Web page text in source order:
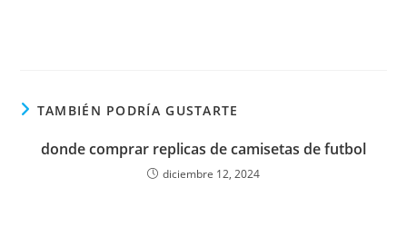
TAMBIÉN PODRÍA GUSTARTE
donde comprar replicas de camisetas de futbol
diciembre 12, 2024